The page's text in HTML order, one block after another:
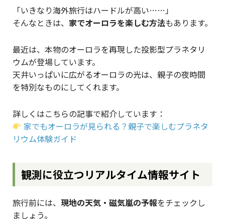
「いきなり海外旅行はハードルが高い……」
そんなときは、 家でオーロラを楽しむ方法もあります。
最近は、本物のオーロラを再現した投影型プラネタリ
ウムが登場しています。
天井いっぱいに広がるオーロラの光は、親子の夜時間
を特別なものにしてくれます。
詳しくはこちらの記事で紹介しています：
家でもオーロラが見られる？親子で楽しむプラネタ
リウム体験ガイド
観測に役立つリアルタイム情報サイト
旅行前には、 現地の天気・磁気嵐の予報をチェックし
ましょう。